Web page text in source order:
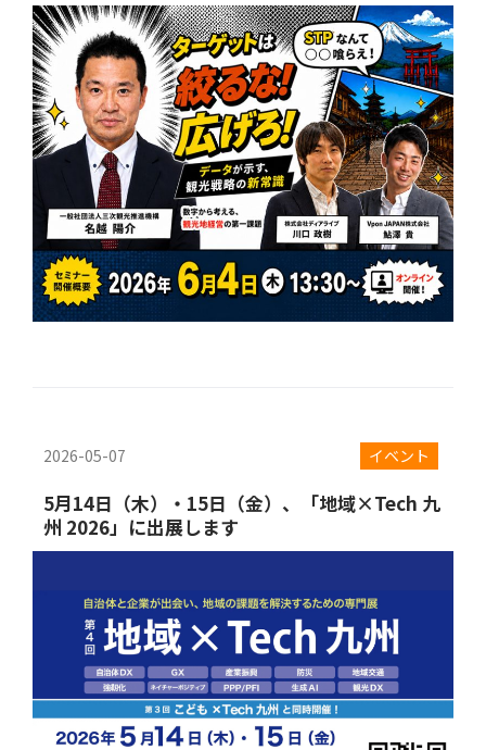
2026-05-07 イベント
5月14日（木）・15日（金）、「地域×Tech 九
州 2026」に出展します